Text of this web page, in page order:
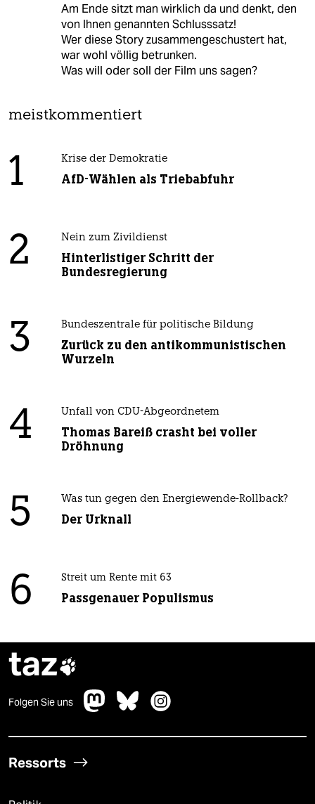
Am Ende sitzt man wirklich da und denkt, den
von Ihnen genannten Schlusssatz!
Wer diese Story zusammengeschustert hat,
war wohl völlig betrunken.
Was will oder soll der Film uns sagen?
meistkommentiert
1 Krise der Demokratie
AfD-Wählen als Triebabfuhr
2 Nein zum Zivildienst
Hinterlistiger Schritt der
Bundesregierung
3 Bundeszentrale für politische Bildung
Zurück zu den antikommunistischen
Wurzeln
4 Unfall von CDU-Abgeordnetem
Thomas Bareiß crasht bei voller
Dröhnung
5 Was tun gegen den Energiewende-Rollback?
Der Urknall
6 Streit um Rente mit 63
Passgenauer Populismus
taz
Folgen Sie uns
Ressorts